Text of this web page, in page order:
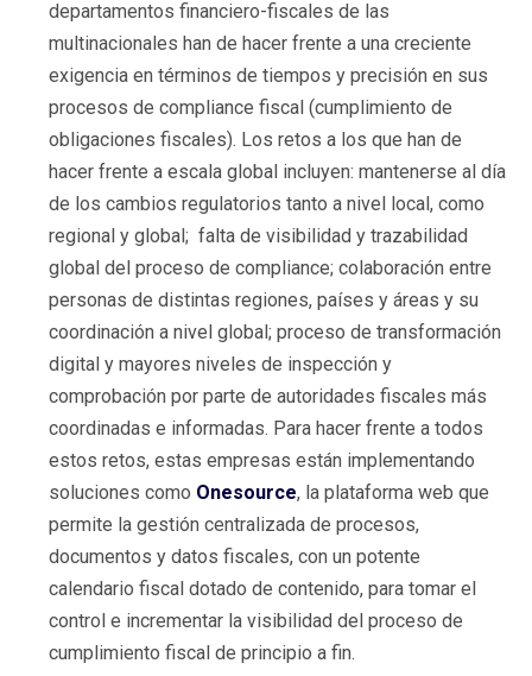
departamentos financiero-fiscales de las
multinacionales han de hacer frente a una creciente
exigencia en términos de tiempos y precisión en sus
procesos de compliance fiscal (cumplimiento de
obligaciones fiscales). Los retos a los que han de
hacer frente a escala global incluyen: mantenerse al día
de los cambios regulatorios tanto a nivel local, como
regional y global; falta de visibilidad y trazabilidad
global del proceso de compliance; colaboración entre
personas de distintas regiones, países y áreas y su
coordinación a nivel global; proceso de transformación
digital y mayores niveles de inspección y
comprobación por parte de autoridades fiscales más
coordinadas e informadas. Para hacer frente a todos
estos retos, estas empresas están implementando
soluciones como Onesource, la plataforma web que
permite la gestión centralizada de procesos,
documentos y datos fiscales, con un potente
calendario fiscal dotado de contenido, para tomar el
control e incrementar la visibilidad del proceso de
cumplimiento fiscal de principio a fin.